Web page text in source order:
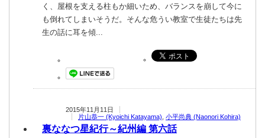
く、屋根を支える柱もか細いため、バランスを崩して今に
も倒れてしまいそうだ。そんな危うい教室で生徒たちは先
生の話に耳を傾...
2015年11月11日
片山恭一 (Kyoichi Katayama) 小平尚典 (Naonori Kohira)
裏ななつ星紀行 ～紀州編 第六話